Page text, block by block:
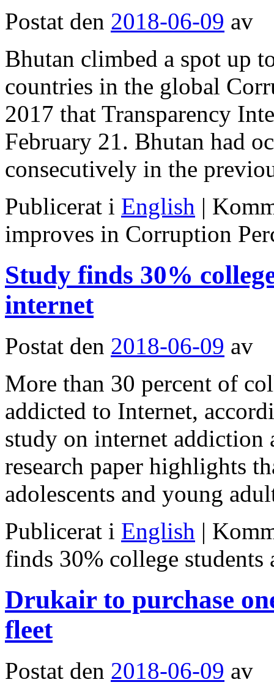
Postat den 2018-06-09 av
Bhutan climbed a spot up
countries in the global
2017 that Transparency
February 21. Bhutan had
consecutively in the
Publicerat i English |
improves in Corruption
Study finds 30%
internet
Postat den 2018-06-09 av
More than 30 percent of
addicted to Internet,
study on internet addiction
research paper highlights
adolescents and young
Publicerat i English |
finds 30% college students
Drukair to purchase
fleet
Postat den 2018-06-09 av